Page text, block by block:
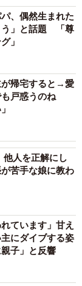
、偶然生まれた
う」と話題 「尊
」
が帰宅すると→愛
戸惑うのね
他人を正解にし
苦手な娘に教わ
ています」甘え
にダイブする姿
子」と反響